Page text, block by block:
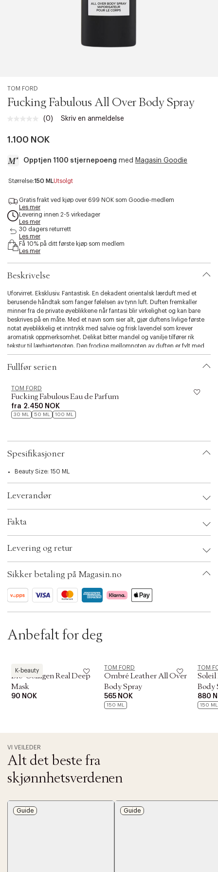
TOM FORD
Fucking Fabulous All Over Body Spray
Ingen
Samme
(0) Skriv en anmeldelse
1.100 NOK
Opptjen 1100 stjernepoeng med Magasin Goodie
a
c
s
b
i
t
.
v
a
r
i
a
t
i
o
s
e
e
o
Størrelse:150 MLUtsolgt
Gratis frakt ved kjøp over 699 NOK som Goodie-medlem
Les mer
Levering innen 2-5 virkedager
Les mer
30 dagers returrett
Les mer
Få 10% på ditt første kjøp som medlem
Les mer
Beskrivelse
Uforvirret. Eksklusiv. Fantastisk. En dekadent orientalsk lærduft med et
berusende håndtak som fanger følelsen av tynn luft. Duften fremkaller
minner fra de private øyeblikkene når fantasi blir virkelighet og kan bare
beskrives på en måte. Med et navn som sier alt, gjør duftens livlige første
notat øyeblikkelig et inntrykk med salvie og frisk lavendel som krever
aromatisk oppmerksomhet. Delikat bitter mandel og vanilje tilfører rik
tekstur til lærhjertenoten. Den frodige mellomnoten av duften er fylt med
fiolett rot fra irisblomsten og italiensk plonge, og bringer ut sin utrolige
skjønnhet. Vanedannende tonkabønner og rikelig med skinn driver duften
fremover, mens ravfargede undertoner gir en varm glød. Ultrafine lyse
Fullfør serien
TOM FORD
Fucking Fabulous Eau de Parfum
fra 2.450 NOK
30 ML 50 ML 100 ML
Spesifikasjoner
Beauty Size: 150 ML
Leverandør
Fakta
EAN: 888066089449
ID: ADEC30-0008
Levering og retur
Sikker betaling på Magasin.no
Anbefalt for deg
K-beauty
Biodance
Bio-Collagen Real Deep
Mask
90 NOK
TOM FORD
Ombré Leather All Over
Body Spray
565 NOK
150 ML
TOM
Soleil
Body
880
150 ML
VI VEILEDER
Alt det beste fra
skjønnhetsverdenen
Guide Guide